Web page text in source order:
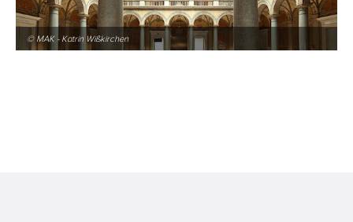
© MAK - Katrin Wißkirchen